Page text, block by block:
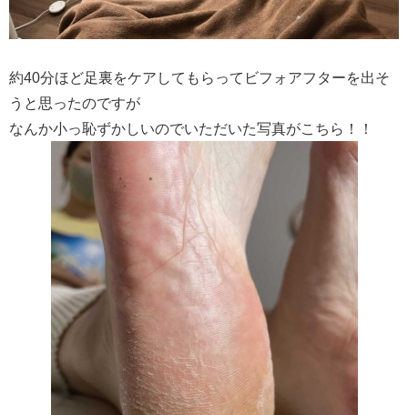
約40分ほど足裏をケアしてもらってビフォアフターを出そ
うと思ったのですが
なんか小っ恥ずかしいのでいただいた写真がこちら！！